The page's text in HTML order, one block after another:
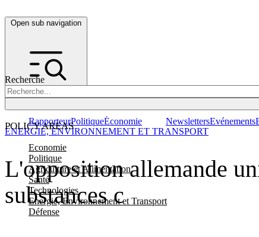
Open sub navigation
Recherche
POLICY AREAS
Economie
Politique
Agriculture et Alimentation
Santé
Technologies
Energie, Environnement et Transport
Défense
RapporteurPolitiqueÉconomie NewslettersEvénements
L'opposition allemande
substances c
ENERGIE, ENVIRONNEMENT ET TRANSPORT